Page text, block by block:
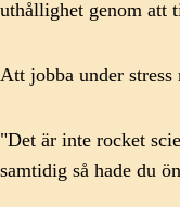
uthållighet genom att
Att jobba under
"Det är inte rocket
samtidig så hade du